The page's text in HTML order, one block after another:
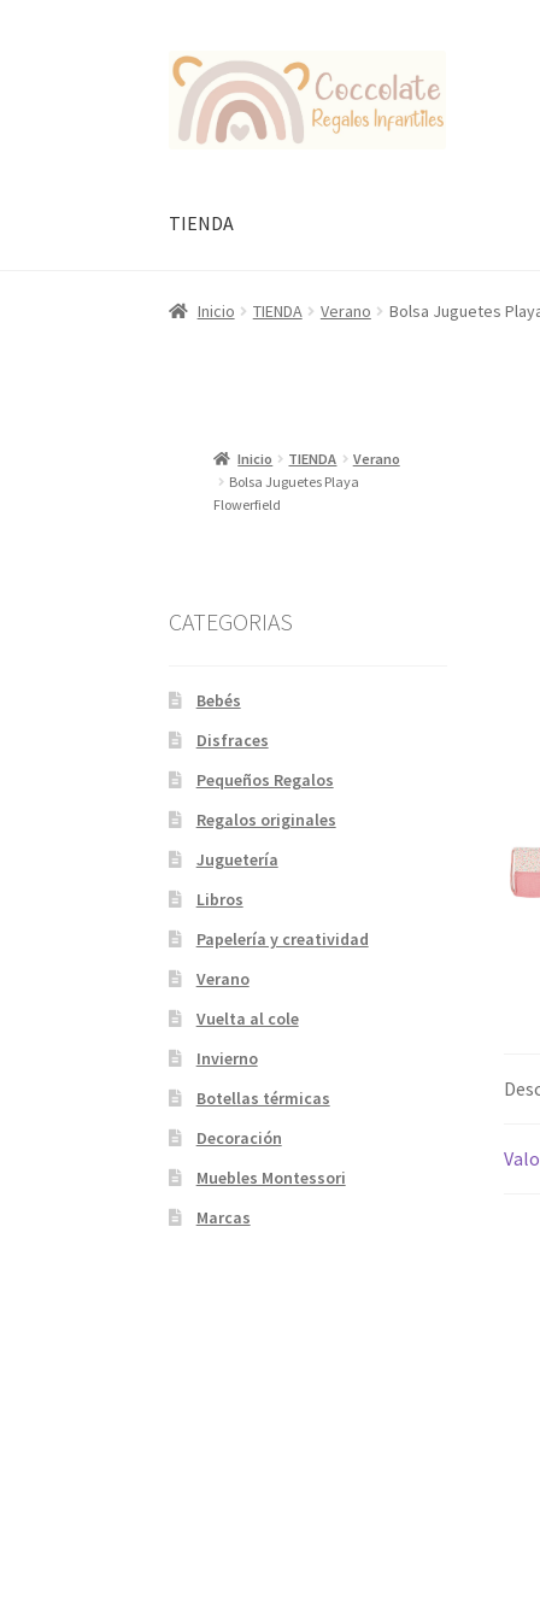
Ir
la
Ir
al
contenido
TIENDA
Inicio TIENDA Verano Bolsa Juguetes
Inicio TIENDA
Verano
Bolsa Juguetes Playa
Flowerfield
CATEGORIAS
Bebés
Disfraces
Pequeños Regalos
Regalos originales
Juguetería
Libros
Papelería y creatividad
Verano
Vuelta al cole
Invierno
Botellas térmicas
Decoración
Muebles Montessori
Marcas